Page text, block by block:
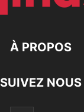
À PROPOS
SUIVEZ NOUS